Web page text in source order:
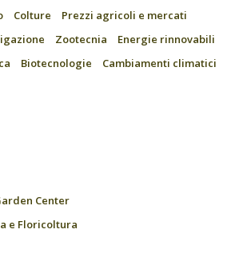
Colture
Prezzi agricoli e mercati
Zootecnia
Energie rinnovabili
Biotecnologie
Cambiamenti climatici
Center
e Floricoltura